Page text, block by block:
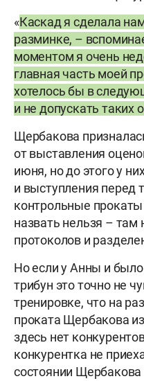
«Каскад я сделала
разминке, –
моментом я очень
главная часть моей
хотелось бы в
и не допускать таких
Щербакова
от выставления
июня, но до этого у
и выступления перед
контрольные
назвать нельзя –
протоколов и
Но если у Анны и было
трибун это точно не
тренировке, что на
проката Щербакова
здесь нет
конкурентка не
состоянии